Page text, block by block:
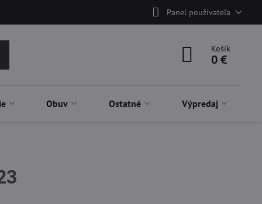
Panel používateľa
Košík
0 €
Obuv Ostatné Výpredaj